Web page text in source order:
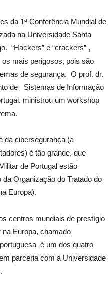
da 1ª Conferência Mundial de
na Universidade Santa
“Hackers” e “crackers” ,
mais perigosos, pois são
de segurança. O prof. dr.
de Sistemas de Informação
ministrou um workshop
da cibersegurança (a
é tão grande, que
de Portugal estão
Organização do Tratado do
Europa).
centros mundiais de prestígio
na Europa, chamado
é um dos quatro
parceria com a Universidade